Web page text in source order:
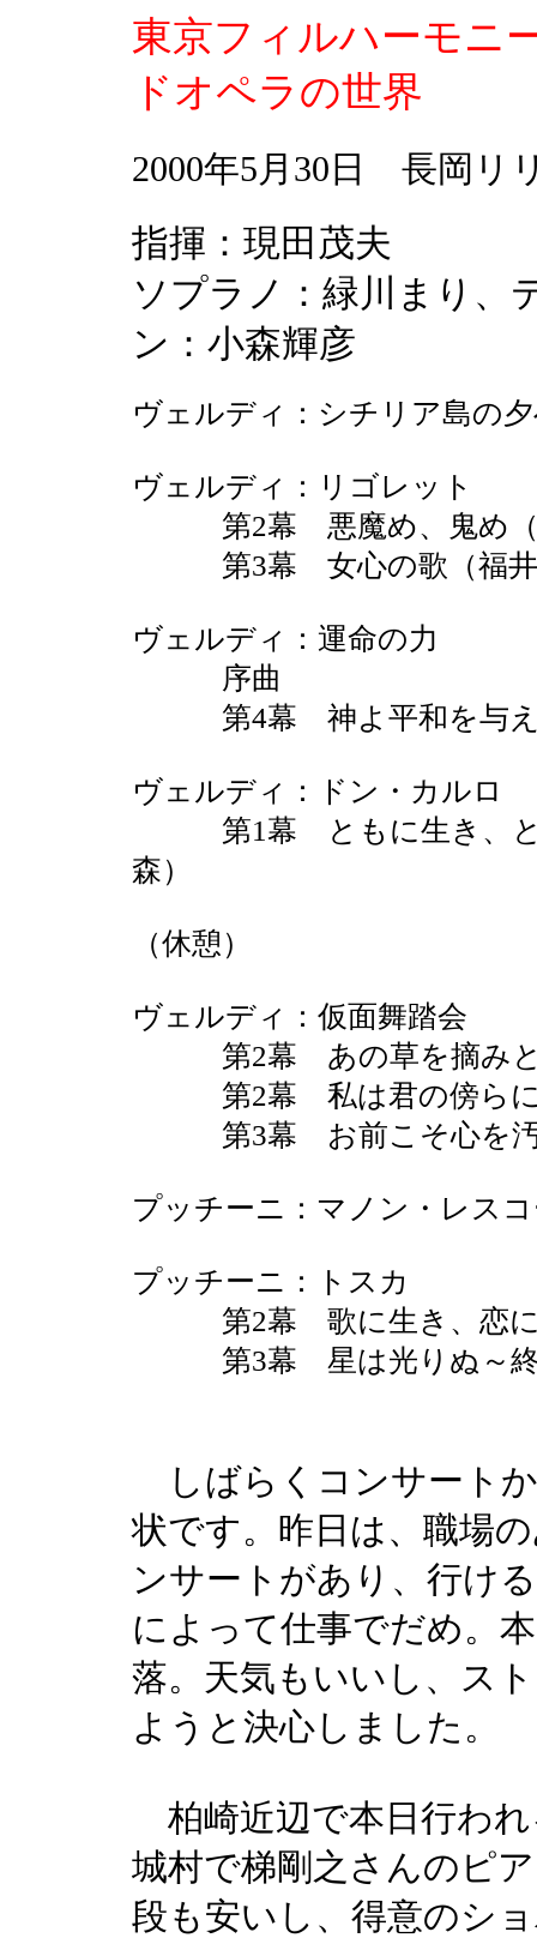
東京フィルハーモニ
ドオペラの世界
2000年5月30日 長岡リ
指揮：現田茂夫
ソプラノ：緑川まり
ン：小森輝彦
ヴェルディ：シチリア島の
ヴェルディ：リゴレット
第2幕 悪魔め、鬼め
第3幕 女心の歌（福井
ヴェルディ：運命の力
序曲
第4幕 神よ平和を与え
ヴェルディ：ドン・カルロ
第1幕 ともに生き、と
森）
（休憩）
ヴェルディ：仮面舞踏会
第2幕 あの草を摘みと
第2幕 私は君の傍らに
第3幕 お前こそ心を汚
プッチーニ：マノン・レス
プッチーニ：トスカ
第2幕 歌に生き、恋に
第3幕 星は光りぬ～終
しばらくコンサート
状です。昨日は、職場
ンサートがあり、行け
によって仕事でだめ。
落。天気もいいし、ス
ようと決心しました。
柏崎近辺で本日行わ
城村で梯剛之さんのピ
段も安いし、得意のシ